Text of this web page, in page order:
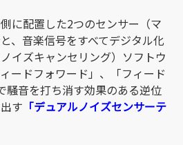
に配置した2つのセンサー（マ
、音楽信号をすべてデジタル化
イズキャンセリング）ソフトウ
ードフォワード」、「フィード
騒音を打ち消す効果のある逆位
す 「デュアルノイズセンサーテ